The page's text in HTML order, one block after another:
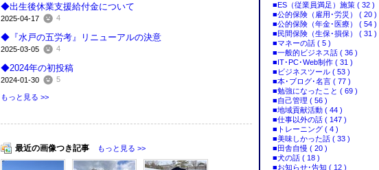
■ES（従業員満足）施策 ( 32 )
■公的保険（雇用･労災） ( 20 )
■公的保険（年金･医療） ( 54 )
■民間保険（生保･損保） ( 31 )
■マネーの話 ( 5 )
■一般的ビジネス話 ( 36 )
■IT･PC･Web制作 ( 31 )
■ビジネスツール ( 53 )
■本･ブログ･名言 ( 77 )
■勉強になったこと ( 69 )
■自己管理 ( 56 )
■地域貢献活動 ( 44 )
■仕事以外の話 ( 147 )
■トレーニング ( 4 )
■美味しかった話 ( 33 )
■田舎自慢 ( 20 )
■犬の話 ( 18 )
■お知らせ･告知 ( 12 )
◆出生後休業支援給付金について
2025-04-17 4
◆『水戸の五労考』リニューアルの決意
2025-03-05 4
◆2024年の初投稿
2024-01-30 5
もっと見る >>
最近の画像つき記事 もっと見る >>